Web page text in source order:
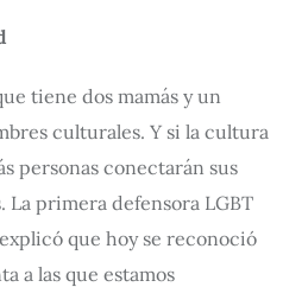
tiene dos mamás y un
culturales. Y si la cultura
personas conectarán sus
primera defensora LGBT
que hoy se reconoció
a las que estamos